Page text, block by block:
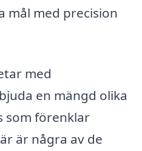
mål med precision
med
en mängd olika
som förenklar
är några av de